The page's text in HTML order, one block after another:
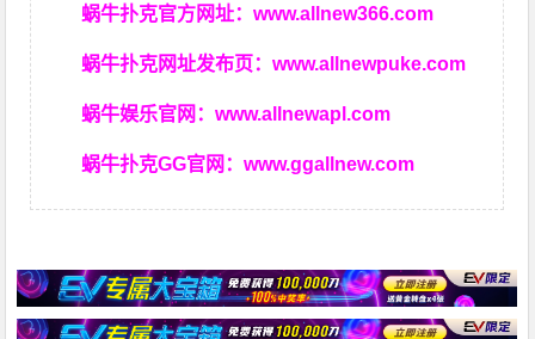
蜗牛扑克官方网址：www.allnew366.com
蜗牛扑克网址发布页：www.allnewpuke.com
蜗牛娱乐官网：www.allnewapl.com
蜗牛扑克GG官网：www.ggallnew.com